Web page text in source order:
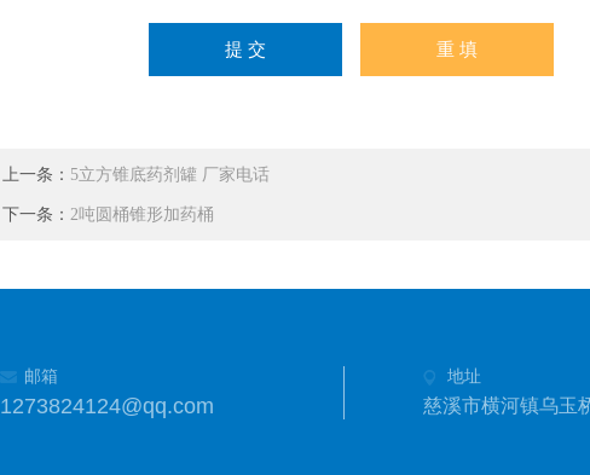
上一条： 5立方锥底药剂罐 厂家电话
下一条： 2吨圆桶锥形加药桶
邮箱
1273824124@qq.com
地址
慈溪市横河镇乌玉